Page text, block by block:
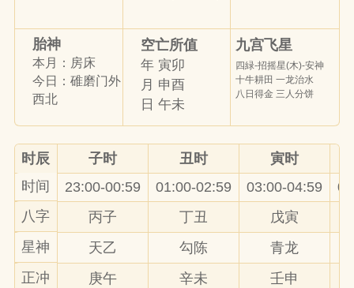
胎神
本月：房床
今日：碓磨门外
西北
空亡所值
年 寅卯
月 申酉
日 午未
九宫飞星
四緑-招摇星(木)-安神
十牛耕田 一龙治水
八日得金 三人分饼
时辰 子时 丑时
寅时
时间
23:00-00:59 01:00-02:59 03:00-04:59
八字
丙子 丁丑
戊寅
星神
天乙 勾陈
青龙
正冲
庚午 辛未
壬申